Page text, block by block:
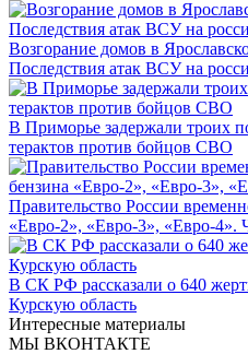
Возгорание домов в
Последствия атак ВСУ на
В Приморье задержали троих
терактов против бойцов СВО
Правительство России
«Евро-2», «Евро-3», «Евро-4».
В СК РФ рассказали о 640
Курскую область
Интересные материалы
МЫ ВКОНТАКТЕ